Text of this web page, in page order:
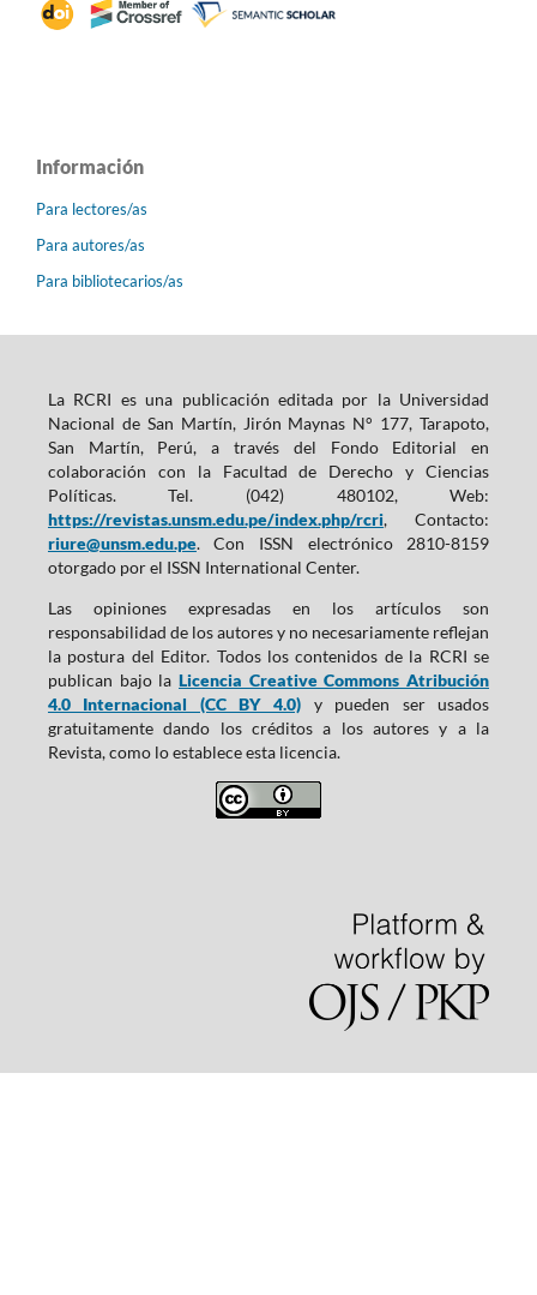
Información
Para lectores/as
Para autores/as
Para bibliotecarios/as
La RCRI es una publicación editada por la Universidad
Nacional de San Martín, Jirón Maynas N° 177, Tarapoto,
San Martín, Perú, a través del Fondo Editorial en
colaboración con la Facultad de Derecho y Ciencias
Políticas. Tel. (042) 480102, Web:
https://revistas.unsm.edu.pe/index.php/rcri, Contacto:
riure@unsm.edu.pe. Con ISSN electrónico 2810-8159
otorgado por el ISSN International Center.
Las opiniones expresadas en los artículos son
responsabilidad de los autores y no necesariamente reflejan
la postura del Editor. Todos los contenidos de la RCRI se
publican bajo la Licencia Creative Commons Atribución
4.0 Internacional (CC BY 4.0) y pueden ser usados
gratuitamente dando los créditos a los autores y a la
Revista, como lo establece esta licencia.